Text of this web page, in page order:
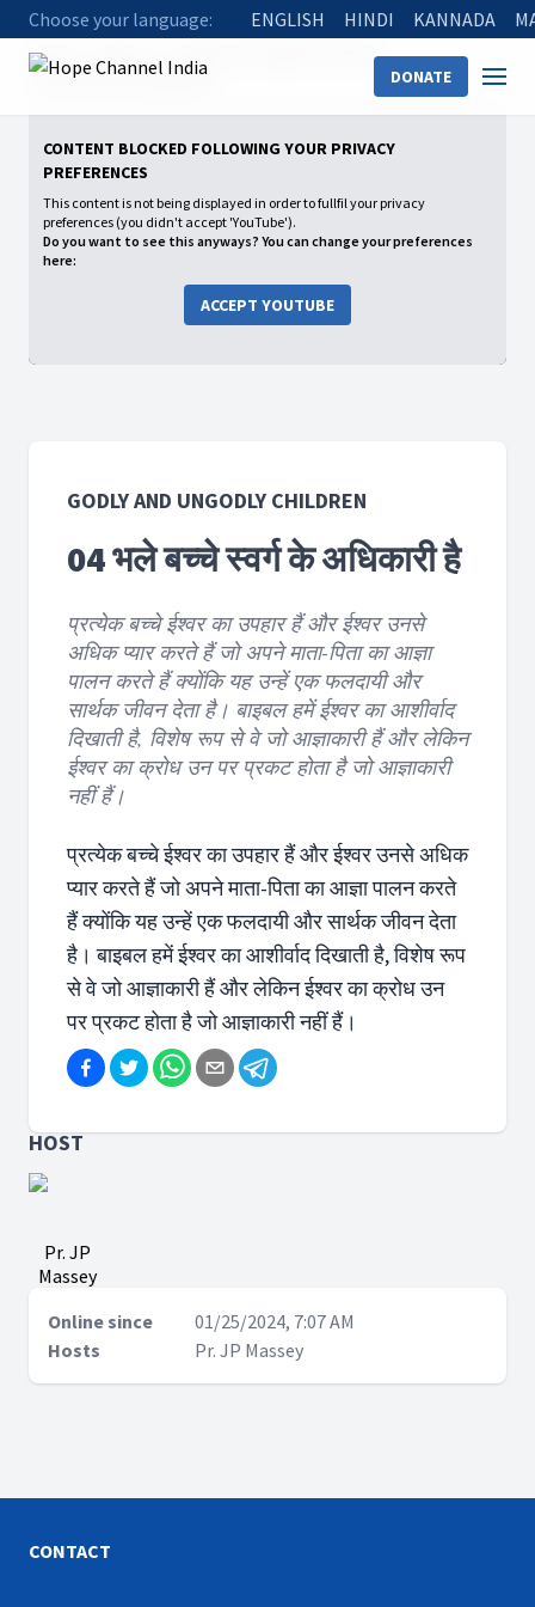
Choose your language: ENGLISH HINDI KANNADA
DONATE
Home
Godly and Ungodly Children
04 भले बच्चे स्वर्ग के अधिकारी है
CONTENT BLOCKED FOLLOWING YOUR PRIVACY
PREFERENCES
This content is not being displayed in order to fullfil your privacy
preferences (you didn't accept 'YouTube').
Do you want to see this anyways? You can change your preferences
here:
ACCEPT YOUTUBE
GODLY AND UNGODLY CHILDREN
04 भले बच्चे स्वर्ग के अधिकारी है
प्रत्येक बच्चे ईश्वर का उपहार हैं और ईश्वर उनसे
अधिक प्यार करते हैं जो अपने माता-पिता का आज्ञा
पालन करते हैं क्योंकि यह उन्हें एक फलदायी और
सार्थक जीवन देता है। बाइबल हमें ईश्वर का आशीर्वाद
दिखाती है, विशेष रूप से वे जो आज्ञाकारी हैं और लेकिन
ईश्वर का क्रोध उन पर प्रकट होता है जो आज्ञाकारी
नहीं हैं।
प्रत्येक बच्चे ईश्वर का उपहार हैं और ईश्वर उनसे अधिक
प्यार करते हैं जो अपने माता-पिता का आज्ञा पालन करते
हैं क्योंकि यह उन्हें एक फलदायी और सार्थक जीवन देता
है। बाइबल हमें ईश्वर का आशीर्वाद दिखाती है, विशेष रूप
से वे जो आज्ञाकारी हैं और लेकिन ईश्वर का क्रोध उन
पर प्रकट होता है जो आज्ञाकारी नहीं हैं।
HOST
Pr. JP
Massey
Online since
01/25/2024, 7:07 AM
Hosts
Pr. JP Massey
CONTACT